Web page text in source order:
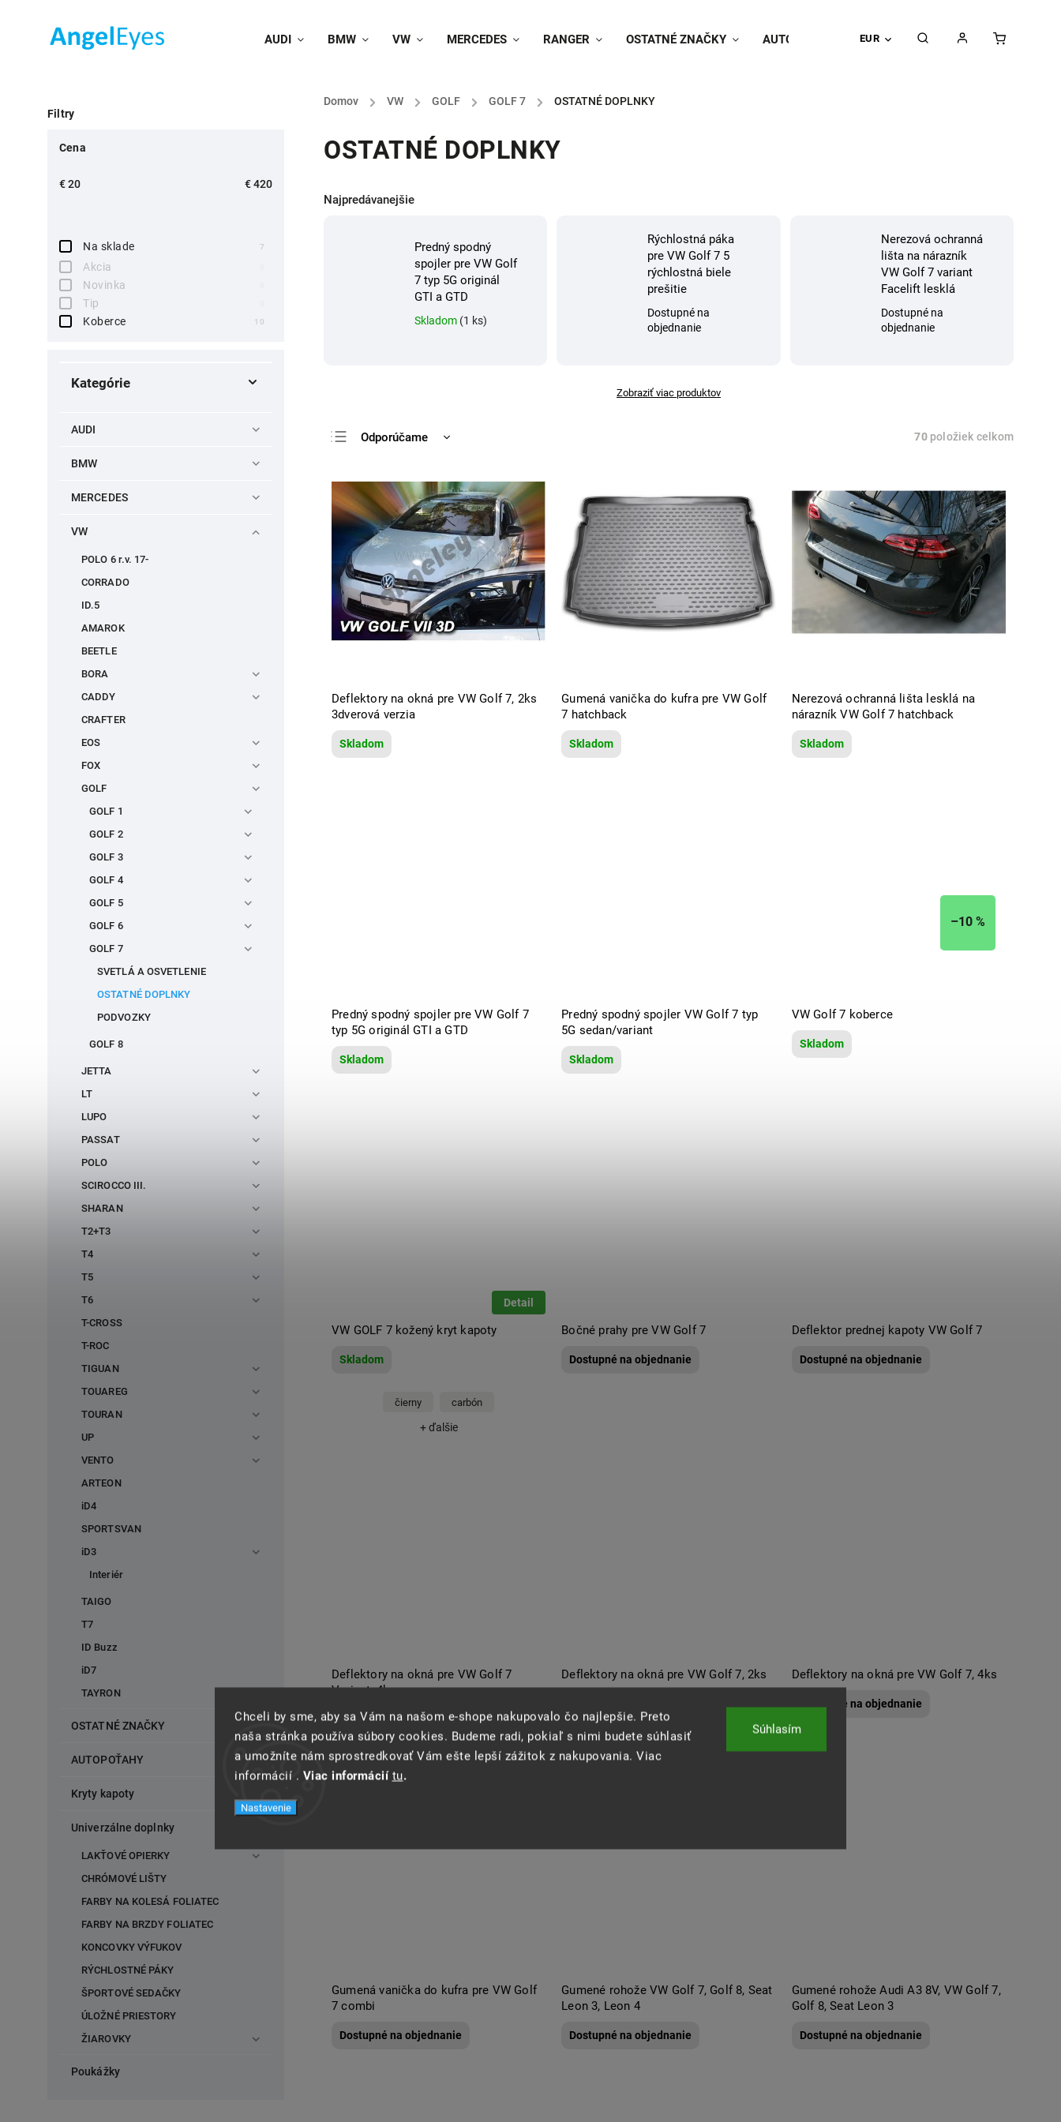
Chceli by sme, aby sa Vám na našom e-shope nakupovalo čo najlepšie. Preto
naša stránka používa súbory cookies. Budeme radi, pokiaľ s nimi budete súhlasiť
a umožníte nám sprostredkovať Vám ešte lepší zážitok z nakupovania. Viac
informácií . Viac informácií tu.
Nastavenie
Súhlasím
EUR
AUDI BMW VW MERCEDES RANGER OSTATNÉ ZNAČKY AUTOPOŤAHY Univerzálne doplnky
Domov / VW / GOLF / GOLF 7 /
OSTATNÉ DOPLNKY
Filtry
Cena
€20 €420
Na sklade 7
Akcia
Novinka
Tip
Koberce 10
Kategórie
AUDI
BMW
MERCEDES
VW
POLO 6 r.v. 17-
CORRADO
ID.5
AMAROK
BEETLE
BORA
CADDY
CRAFTER
EOS
FOX
GOLF
GOLF 1
GOLF 2
GOLF 3
GOLF 4
GOLF 5
GOLF 6
GOLF 7
SVETLÁ A OSVETLENIE
OSTATNÉ DOPLNKY
PODVOZKY
GOLF 8
JETTA
LT
LUPO
PASSAT
POLO
SCIROCCO III.
SHARAN
T2+T3
T4
T5
T6
T-CROSS
T-ROC
TIGUAN
TOUAREG
TOURAN
UP
VENTO
ARTEON
iD4
SPORTSVAN
iD3
Interiér
TAIGO
T7
ID Buzz
iD7
TAYRON
OSTATNÉ ZNAČKY
AUTOPOŤAHY
Kryty kapoty
Univerzálne doplnky
LAKŤOVÉ OPIERKY
CHRÓMOVÉ LIŠTY
FARBY NA KOLESÁ FOLIATEC
FARBY NA BRZDY FOLIATEC
KONCOVKY VÝFUKOV
RÝCHLOSTNÉ PÁKY
ŠPORTOVÉ SEDAČKY
ÚLOŽNÉ PRIESTORY
ŽIAROVKY
Poukážky
OSTATNÉ DOPLNKY
Najpredávanejšie
Predný spodný
spojler pre VW Golf
7 typ 5G originál
GTI a GTD
Skladom (1 ks)
Rýchlostná páka
pre VW Golf 7 5
rýchlostná biele
prešitie
Dostupné na
objednanie
Nerezová ochranná
lišta na nárazník
VW Golf 7 variant
Facelift lesklá
Dostupné na
objednanie
Zobraziť viac produktov
Odporúčame
Najdrahšie
Najpredávanejšie
Abecedne
70položiek celkom
Deflektory na okná pre VW Golf 7, 2ks
3dverová verzia
Skladom
Gumená vanička do kufra pre VW Golf
7 hatchback
Skladom
Nerezová ochranná lišta lesklá na
nárazník VW Golf 7 hatchback
Skladom
Predný spodný spojler pre VW Golf 7
typ 5G originál GTI a GTD
Skladom
Predný spodný spojler VW Golf 7 typ
5G sedan/variant
Skladom
–10 %
VW Golf 7 koberce
Skladom
VW GOLF 7 kožený kryt kapoty
Skladom
Detail
čierny carbón
+ ďalšie
Bočné prahy pre VW Golf 7
Dostupné na objednanie
Deflektor prednej kapoty VW Golf 7
Dostupné na objednanie
Deflektory na okná pre VW Golf 7
Variant, 4ks
Dostupné na objednanie
Deflektory na okná pre VW Golf 7, 2ks Deflektory na okná pre VW Golf 7, 4ks
Dostupné na objednanie
Gumená vanička do kufra pre VW Golf
7 combi
Dostupné na objednanie
Gumené rohože VW Golf 7, Golf 8, Seat
Leon 3, Leon 4
Dostupné na objednanie
Gumené rohože Audi A3 8V, VW Golf 7,
Golf 8, Seat Leon 3
Dostupné na objednanie